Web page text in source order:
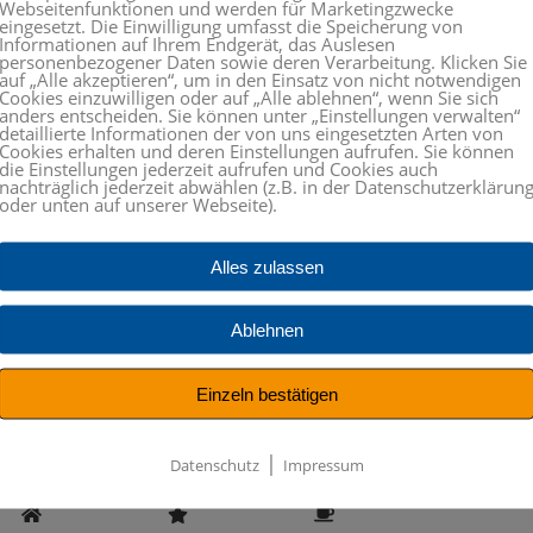
Sie das SymbolTasse aus.
Webseitenfunktionen und werden für Marketingzwecke
eingesetzt. Die Einwilligung umfasst die Speicherung von
Informationen auf Ihrem Endgerät, das Auslesen
personenbezogener Daten sowie deren Verarbeitung. Klicken Sie
auf „Alle akzeptieren“, um in den Einsatz von nicht notwendigen
Cookies einzuwilligen oder auf „Alle ablehnen“, wenn Sie sich
anders entscheiden. Sie können unter „Einstellungen verwalten“
detaillierte Informationen der von uns eingesetzten Arten von
Cookies erhalten und deren Einstellungen aufrufen. Sie können
die Einstellungen jederzeit aufrufen und Cookies auch
nachträglich jederzeit abwählen (z.B. in der Datenschutzerklärung
oder unten auf unserer Webseite).
Alles zulassen
Ablehnen
Einzeln bestätigen
Datenschutz| Impressum